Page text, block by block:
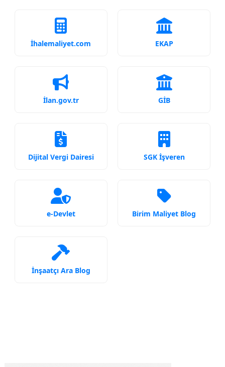
İhalemaliyet.com EKAP
İlan.gov.tr GİB
Dijital Vergi Dairesi SGK İşveren
e-Devlet Birim Maliyet Blog
İnşaatçı Ara Blog